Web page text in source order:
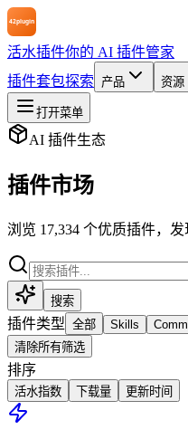
活水插件你的 AI 插件管家
插件套包探索 产品 资源
打开菜单
AI 插件生态
插件市场
浏览 17,334 个优质插件，
搜索
插件类型 全部 Skills
清除所有筛选
排序
活水指数 下载量 更新时间